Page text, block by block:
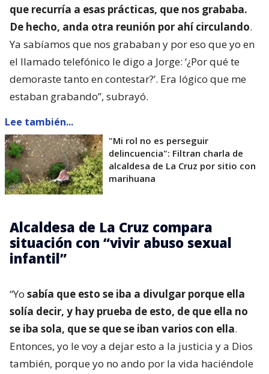
que recurría a esas prácticas, que nos grababa.
De hecho, anda otra reunión por ahí circulando.
Ya sabíamos que nos grababan y por eso que yo en
el llamado telefónico le digo a Jorge: ‘¿Por qué te
demoraste tanto en contestar?’. Era lógico que me
estaban grabando”, subrayó.
Lee también...
"Mi rol no es perseguir
delincuencia": Filtran charla de
alcaldesa de La Cruz por sitio con
marihuana
Alcaldesa de La Cruz compara
situación con “vivir abuso sexual
infantil”
“Yo sabía que esto se iba a divulgar porque ella
solía decir, y hay prueba de esto, de que ella no
se iba sola, que se que se iban varios con ella.
Entonces, yo le voy a dejar esto a la justicia y a Dios
también, porque yo no ando por la vida haciéndole